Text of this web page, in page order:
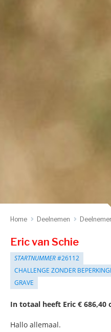
Home Deelnemen
Eric van Schie
STARTNUMMER#26112
CHALLENGE ZONDER
GRAVE
In totaal heeft Eric € 686,40
Hallo allemaal.